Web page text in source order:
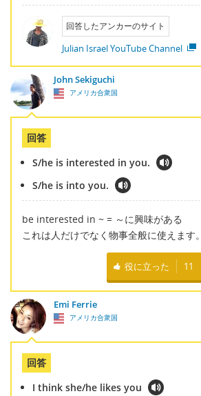
回答したアンカーのサイト
Julian Israel YouTube Channel
John Sekiguchi
アメリカ合衆国
回答
S/he is interested in you.
S/he is into you.
be interested in ~ = ～に興味がある
これは人だけでなく物事全般に使えます。
役に立った 11
Emi Ferrie
アメリカ合衆国
回答
I think she/he likes you